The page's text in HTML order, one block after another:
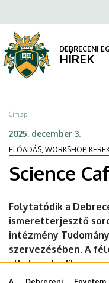
Cafe
|
DEBRECENI
EGYETEM
a
tartalomra
DEBRECENI
HÍREK
Morzsa
Címlap
2025. december 3.
ELŐADÁS, WORKSHOP,
Science
Folytatódik a
ismeretterjesztő
intézmény
szervezésében. A
alkalmazkodik az
Eszter, a Debreceni